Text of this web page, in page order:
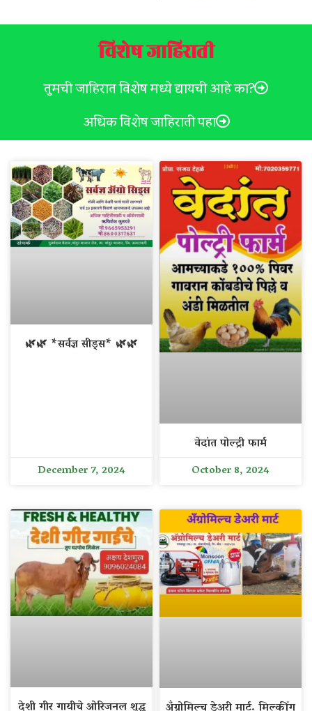
विशेष जाहिराती
तुमची जाहिरात विशेष मध्ये द्यायची आहे का?
अधिक विशेष जाहिराती पहा
🌿🌿 *सर्वज्ञ सीड्स* 🌿🌿
December 7, 2024
वेदांत पोल्ट्री फार्म
October 8, 2024